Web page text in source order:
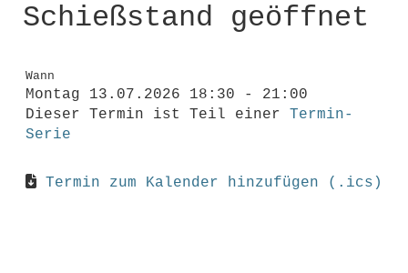
Schießstand geöffnet
Wann
Montag 13.07.2026 18:30 - 21:00
Dieser Termin ist Teil einer Termin-
Serie
Termin zum Kalender hinzufügen (.ics)